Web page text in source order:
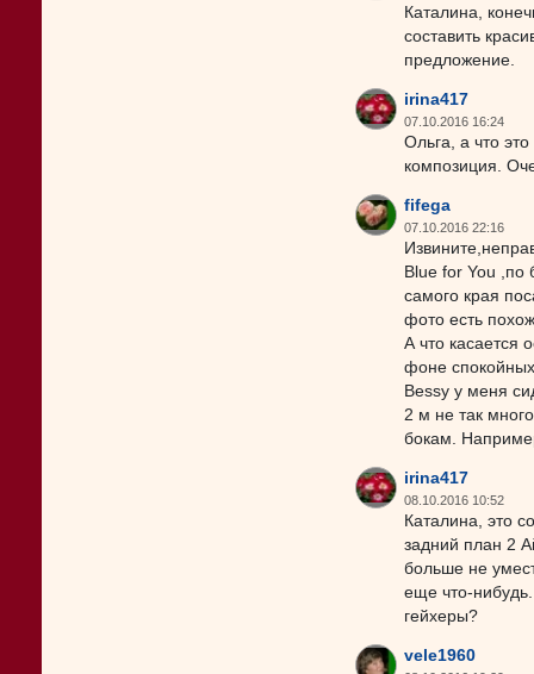
Каталина,
составить
предложение.
irina417
07.10.2016 16:24
Ольга, а что
композиция.
fifega
07.10.2016 22:16
Blue for You ,по
самого края
фото есть
А что касается
фоне спокойных
Bessy у меня
2 м не так
бокам.
irina417
08.10.2016 10:52
Каталина, это
задний план 2
больше не
еще что-
гейхеры?
vele1960